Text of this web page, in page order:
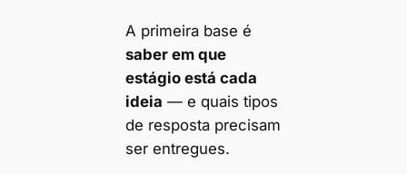
A primeira base é
saber em que
estágio está cada
ideia — e quais tipos
de resposta precisam
ser entregues.